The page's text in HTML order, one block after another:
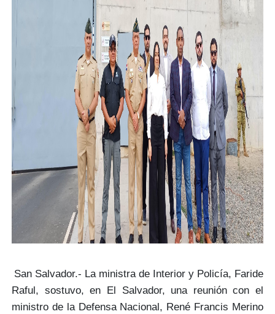
San Salvador.- La ministra de Interior y Policía, Faride
Raful, sostuvo, en El Salvador, una reunión con el
ministro de la Defensa Nacional, René Francis Merino